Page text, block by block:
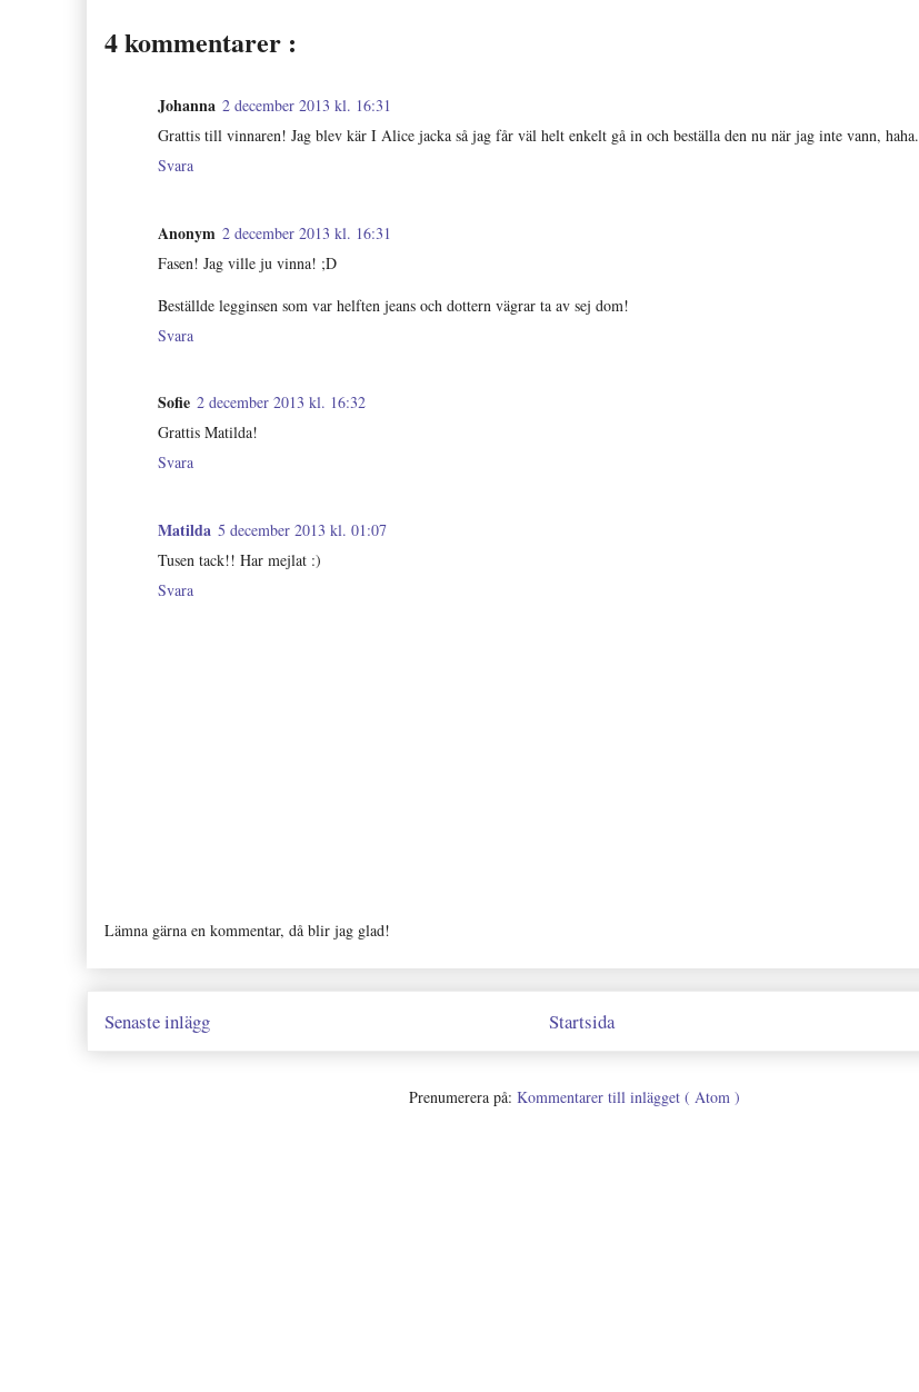
4 kommentarer :
Johanna 2 december 2013 kl. 16:31
Grattis till vinnaren! Jag blev kär I Alice jacka så jag får väl helt enkelt gå in och beställa den nu när jag inte vann, haha.
Svara
Anonym 2 december 2013 kl. 16:31
Fasen! Jag ville ju vinna! ;D
Beställde legginsen som var helften jeans och dottern vägrar ta av sej dom!
Svara
Sofie 2 december 2013 kl. 16:32
Grattis Matilda!
Svara
Matilda 5 december 2013 kl. 01:07
Tusen tack!! Har mejlat :)
Svara
Lämna gärna en kommentar, då blir jag glad!
Senaste inlägg Startsida
Prenumerera på: Kommentarer till inlägget ( Atom )